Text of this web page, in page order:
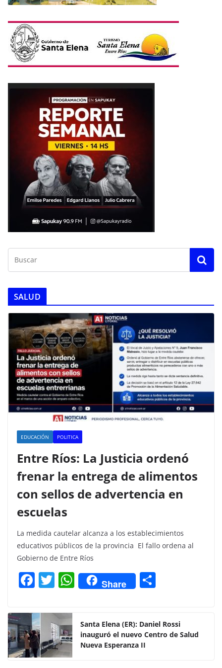
SALUD
EDUCACIÓN POLITICA
Entre Ríos: La Justicia ordenó
frenar la entrega de alimentos
con sellos de advertencia en
escuelas
La medida cautelar alcanza a los establecimientos
educativos públicos de la provincia El fallo ordena al
Gobierno de Entre Ríos
F
c
e
b
o
T
itt
er
W
h
s
A
Share
p
ar
Santa Elena (ER): Daniel Rossi
inauguró el nuevo Centro de Salud
Nueva Esperanza II